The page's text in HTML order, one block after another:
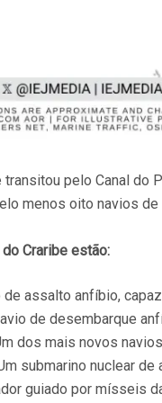
pelo Canal do
menos oito navios
Craribe estão:
de assalto anfíbio,
de desembarque
dos mais novos
submarino nuclear
guiado por mísseis